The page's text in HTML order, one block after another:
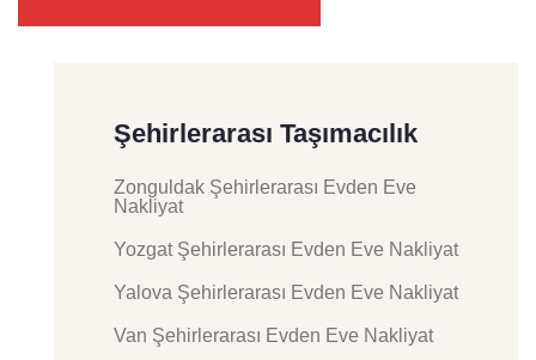
Şehirlerarası Taşımacılık
Zonguldak Şehirlerarası Evden Eve
Nakliyat
Yozgat Şehirlerarası Evden Eve Nakliyat
Yalova Şehirlerarası Evden Eve Nakliyat
Van Şehirlerarası Evden Eve Nakliyat